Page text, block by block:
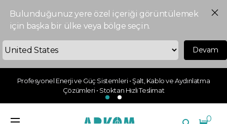
Bulunduğunuz yere özel içeriği görüntülemek
için başka bir ülke veya bölge seçin.
Devam
Profesyonel Enerji ve Güç Sistemleri • Şalt, Kablo ve Aydınlatma
Çözümleri • Stoktan Hızlı Teslimat
0